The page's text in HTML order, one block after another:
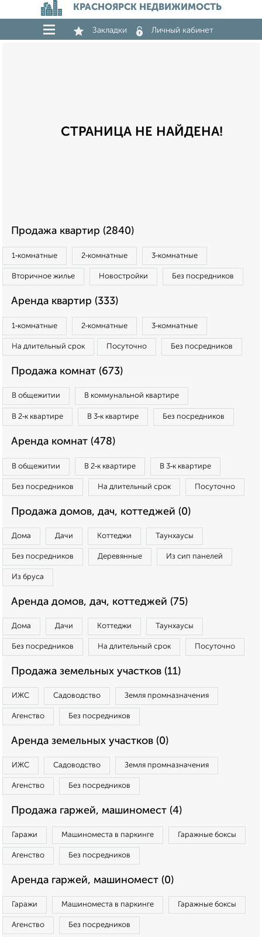
КРАСНОЯРСК НЕДВИЖИМОСТЬ
Закладки Личный кабинет
СТРАНИЦА НЕ НАЙДЕНА!
Продажа квартир (2840)
1‑комнатные 2‑комнатные 3‑комнатные
Вторичное жилье Новостройки Без посредников
Аренда квартир (333)
1‑комнатные 2‑комнатные 3‑комнатные
На длительный срок Посуточно Без посредников
Продажа комнат (673)
В общежитии В коммунальной квартире
В 2‑к квартире В 3‑к квартире Без посредников
Аренда комнат (478)
В общежитии В 2‑к квартире В 3‑к квартире
Без посредников На длительный срок Посуточно
Продажа домов, дач, коттеджей (0)
Дома Дачи Коттеджи Таунхаусы
Без посредников Деревянные Из сип панелей
Из бруса
Аренда домов, дач, коттеджей (75)
Дома Дачи Коттеджи Таунхаусы
Без посредников На длительный срок Посуточно
Продажа земельных участков (11)
ИЖС Садоводство Земля промназначения
Агенство Без посредников
Аренда земельных участков (0)
ИЖС Садоводство Земля промназначения
Агенство Без посредников
Продажа гаржей, машиномест (4)
Гаражи Машиноместа в паркинге Гаражные боксы
Агенство Без посредников
Аренда гаржей, машиномест (0)
Гаражи Машиноместа в паркинге Гаражные боксы
Агенство Без посредников